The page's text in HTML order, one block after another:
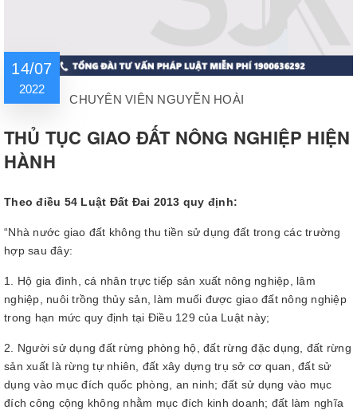
14/07
2022
CHUYÊN VIÊN NGUYỄN HOÀI
THỦ TỤC GIAO ĐẤT NÔNG NGHIỆP HIỆN
HÀNH
Theo điều 54 Luật Đất Đai 2013 quy định:
“Nhà nước giao đất không thu tiền sử dụng đất trong các trường
hợp sau đây:
1. Hộ gia đình, cá nhân trực tiếp sản xuất nông nghiệp, lâm
nghiệp, nuôi trồng thủy sản, làm muối được giao đất nông nghiệp
trong hạn mức quy định tại Điều 129 của Luật này;
2. Người sử dụng đất rừng phòng hộ, đất rừng đặc dụng, đất rừng
sản xuất là rừng tự nhiên, đất xây dựng trụ sở cơ quan, đất sử
dụng vào mục đích quốc phòng, an ninh; đất sử dụng vào mục
đích công cộng không nhằm mục đích kinh doanh; đất làm nghĩa